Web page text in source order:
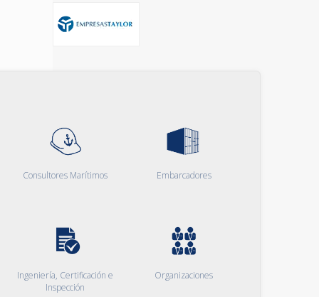
Consultores Marítimos Embarcadores
Ingeniería, Certificación e
Inspección
Organizaciones